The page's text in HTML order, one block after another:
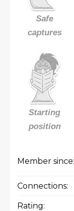
Safe
captures
Starting
position
Member since:
Connections:
Rating: